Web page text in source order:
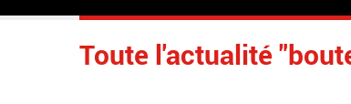
Toute l'actualité